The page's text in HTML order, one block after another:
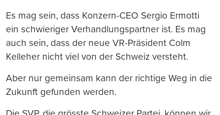
Es mag sein, dass Konzern-CEO Sergio Ermotti
ein schwieriger Verhandlungspartner ist. Es mag
auch sein, dass der neue VR-Präsident Colm
Kelleher nicht viel von der Schweiz versteht.
Aber nur gemeinsam kann der richtige Weg in die
Zukunft gefunden werden.